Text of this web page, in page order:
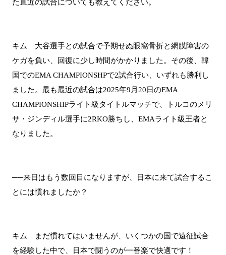
た直近の試合についても教えてください。
キム 大谷選手との試合で予期せぬ眼窩骨折と網膜障害の
ケガを負い、回復に少し時間がかかりました。その後、韓
国でのEMA CHAMPIONSHPで2試合行い、いずれも勝利し
ました。最も最近の試合は2025年9月20日のEMA
CHAMPIONSHIPライト級タイトルマッチで、トルコのメリ
サ・ジンディル選手に2RKO勝ちし、EMAライト級王者と
なりました。
──来日はもう数回目になりますが、日本に来て試合するこ
とには慣れましたか？
キム まだ慣れてはいませんが、いくつかの国で遠征試合
を経験した中で、日本で闘うのが一番楽で快適です！